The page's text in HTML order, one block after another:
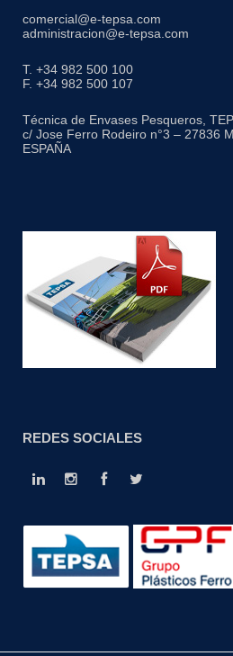
comercial@e-tepsa.com
administracion@e-tepsa.com
T. +34 982 500 100
F. +34 982 500 107
Técnica de Envases Pesqueros,
c/ Jose Ferro Rodeiro n°3 – 27836
ESPAÑA
REDES SOCIALES